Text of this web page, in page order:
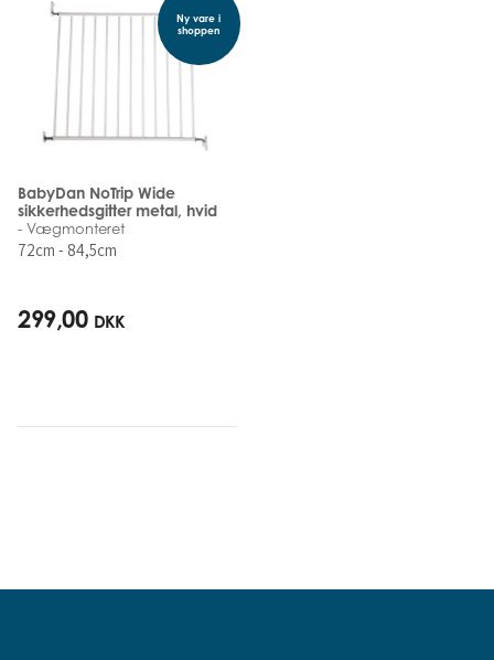
Ny vare i
shoppen
BabyDan NoTrip Wide
sikkerhedsgitter metal, hvid
- Vægmonteret
72cm - 84,5cm
299,00 DKK